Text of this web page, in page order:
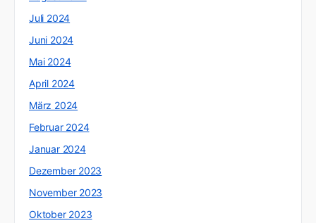
Juli 2024
Juni 2024
Mai 2024
April 2024
März 2024
Februar 2024
Januar 2024
Dezember 2023
November 2023
Oktober 2023